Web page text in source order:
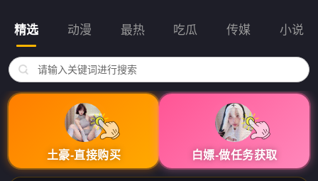
精选 动漫 最热 吃瓜 传媒 小说
土豪-直接购买 白嫖-做任务获取